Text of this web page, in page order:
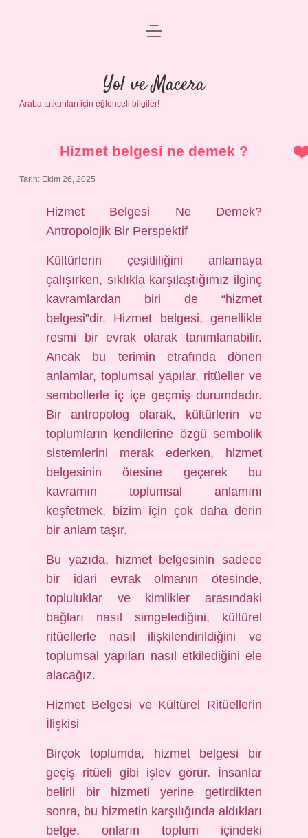
Anasayfa
Gizlilik Politikası
Yasal Uyarı
menüyü
Yol ve Macera
Araba tutkunları için eğlenceli bilgiler!
Hizmet belgesi ne demek ?
Tarih: Ekim 26, 2025
Hizmet Belgesi Ne Demek?
Antropolojik Bir Perspektif
Kültürlerin çeşitliliğini anlamaya
çalışırken, sıklıkla karşılaştığımız ilginç
kavramlardan biri de “hizmet
belgesi”dir. Hizmet belgesi, genellikle
resmi bir evrak olarak tanımlanabilir.
Ancak bu terimin etrafında dönen
anlamlar, toplumsal yapılar, ritüeller ve
sembollerle iç içe geçmiş durumdadır.
Bir antropolog olarak, kültürlerin ve
toplumların kendilerine özgü sembolik
sistemlerini merak ederken, hizmet
belgesinin ötesine geçerek bu
kavramın toplumsal anlamını
keşfetmek, bizim için çok daha derin
bir anlam taşır.
Bu yazıda, hizmet belgesinin sadece
bir idari evrak olmanın ötesinde,
topluluklar ve kimlikler arasındaki
bağları nasıl simgelediğini, kültürel
ritüellerle nasıl ilişkilendirildiğini ve
toplumsal yapıları nasıl etkilediğini ele
alacağız.
Hizmet Belgesi ve Kültürel Ritüellerin
İlişkisi
Birçok toplumda, hizmet belgesi bir
geçiş ritüeli gibi işlev görür. İnsanlar
belirli bir hizmeti yerine getirdikten
sonra, bu hizmetin karşılığında aldıkları
belge, onların toplum içindeki